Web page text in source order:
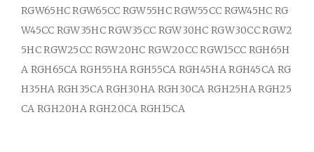
RGW65HC RGW65CC RGW55HC RGW55CC RGW45HC RG
W45CC RGW35HC RGW35CC RGW30HC RGW30CC RGW2
5HC RGW25CC RGW20HC RGW20CC RGW15CC RGH65H
A RGH65CA RGH55HA RGH55CA RGH45HA RGH45CA RG
H35HA RGH35CA RGH30HA RGH30CA RGH25HA RGH25
CA RGH20HA RGH20CA RGH15CA